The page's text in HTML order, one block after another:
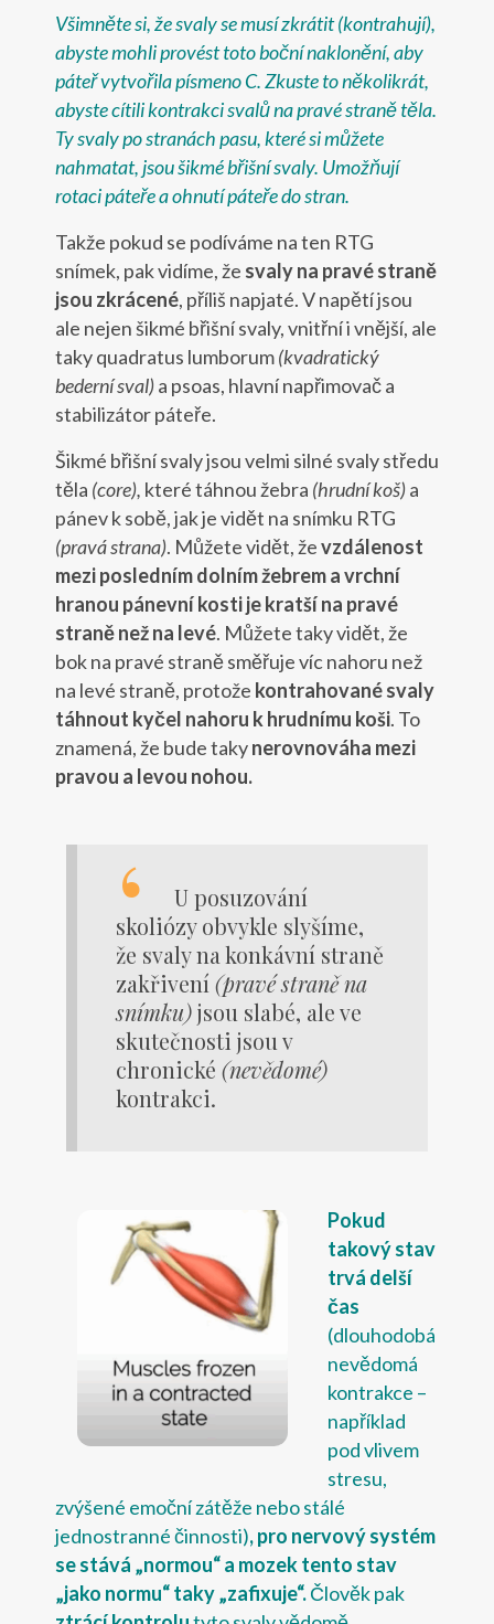
Všimněte si, že svaly se musí zkrátit (kontrahují),
abyste mohli provést toto boční naklonění, aby
páteř vytvořila písmeno C. Zkuste to několikrát,
abyste cítili kontrakci svalů na pravé straně těla.
Ty svaly po stranách pasu, které si můžete
nahmatat, jsou šikmé břišní svaly. Umožňují
rotaci páteře a ohnutí páteře do stran.
Takže pokud se podíváme na ten RTG
snímek, pak vidíme, že svaly na pravé straně
jsou zkrácené, příliš napjaté. V napětí jsou
ale nejen šikmé břišní svaly, vnitřní i vnější, ale
taky quadratus lumborum(kvadratický
bederní sval)a psoas, hlavní napřimovač a
stabilizátor páteře.
Šikmé břišní svaly jsou velmi silné svaly středu
těla (core), které táhnou žebra (hrudní koš)a
pánev k sobě, jak je vidět na snímku RTG
(pravá strana). Můžete vidět, ževzdálenost
mezi posledním dolním žebrem a vrchní
hranou pánevní kosti je kratší na pravé
straně než na levé. Můžete taky vidět, že
bok na pravé straně směřuje víc nahoru než
na levé straně, protože kontrahované svaly
táhnout kyčel nahoru k hrudnímu koši. To
znamená, že bude takynerovnováha mezi
pravou a levou nohou.
U posuzování
skoliózy obvykle slyšíme,
že svaly na konkávní straně
zakřivení (pravé straně na
snímku)jsou slabé, ale ve
skutečnosti jsou v
chronické (nevědomé)
kontrakci.
Pokud
takový stav
trvá delší
čas
(dlouhodobá
nevědomá
kontrakce –
například
pod vlivem
stresu,
zvýšené emoční zátěže nebo stálé
jednostranné činnosti), pro nervový systém
se stává „normou“ a mozek tento stav
„jako normu“ taky „zafixuje“.Člověk pak